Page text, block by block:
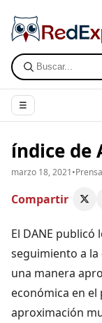
☰
índice de
marzo 18, 2021•
Compartir
El DANE
seguimiento a
una manera
económica en el
aproximación